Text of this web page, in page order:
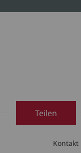
Teilen
Kontakt